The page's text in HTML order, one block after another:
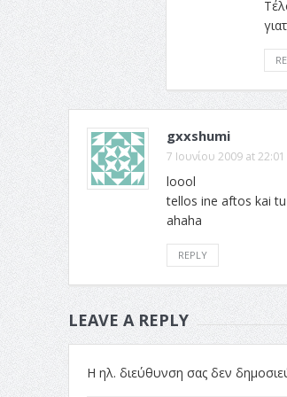
gxxshumi
7 Ιουνίου 2009 at 22:01
loool
tellos ine aftos kai
ahaha
REPLY
LEAVE A REPLY
Η ηλ. διεύθυνση σας δεν